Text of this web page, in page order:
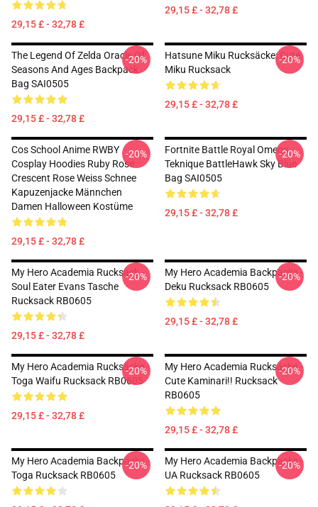
29,15 £ - 32,78 £
29,15 £ - 32,78 £
The Legend Of Zelda Oracle Of
Seasons And Ages Backpack
Bag SAI0505
29,15 £ - 32,78 £
-20%
Hatsune Miku Rucksäcke: Cute
Miku Rucksack
29,15 £ - 32,78 £
-20%
Cos School Anime RWBY
Cosplay Hoodies Ruby Rose
Crescent Rose Weiss Schnee
Kapuzenjacke Männchen
Damen Halloween Kostüme
29,15 £ - 32,78 £
-20%
Fortnite Battle Royal Omega
Teknique BattleHawk Sky Blue
Bag SAI0505
29,15 £ - 32,78 £
-20%
My Hero Academia Rucksack -
Soul Eater Evans Tasche
Rucksack RB0605
29,15 £ - 32,78 £
-20%
My Hero Academia Backpacks -
Deku Rucksack RB0605
29,15 £ - 32,78 £
-20%
My Hero Academia Rucksäcke -
Toga Waifu Rucksack RB0605
29,15 £ - 32,78 £
-20%
My Hero Academia Rucksäcke -
Cute Kaminari!! Rucksack
RB0605
29,15 £ - 32,78 £
-20%
My Hero Academia Backpacks -
Toga Rucksack RB0605
-20%
My Hero Academia Backpacks -
UA Rucksack RB0605
-20%